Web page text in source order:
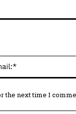
the next time I